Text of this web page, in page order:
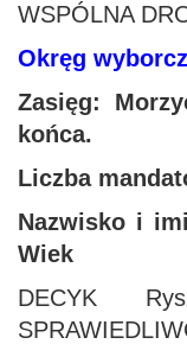
WSPÓLNA
Okręg
Zasięg:
końca.
Liczba
Nazwisko i
Wiek
DECYK